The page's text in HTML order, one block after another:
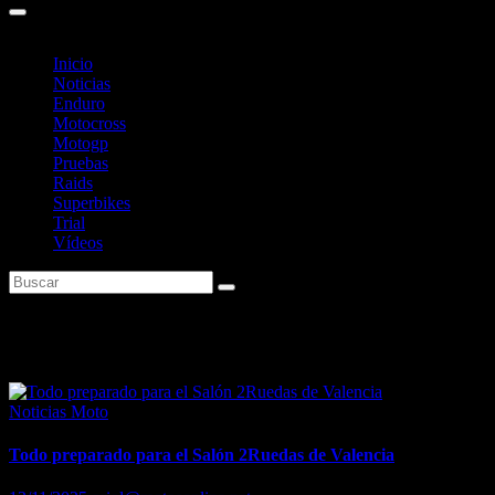
Inicio
Noticias
Enduro
Motocross
Motogp
Pruebas
Raids
Superbikes
Trial
Vídeos
Noticias Moto
Todo preparado para el Salón 2Ruedas de Valencia